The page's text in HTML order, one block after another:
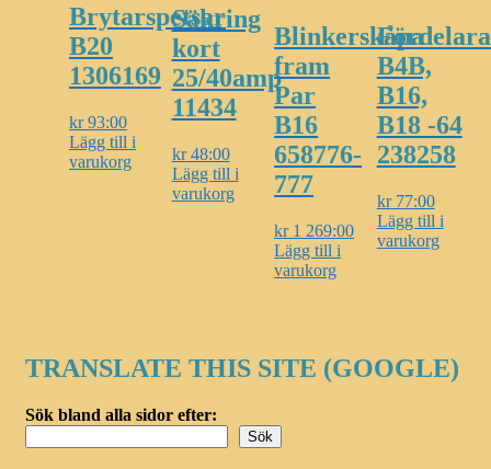
Brytarspetsar
B20
1306169
kr93:00
Lägg till i
varukorg
Säkring
kort
25/40amp
11434
kr48:00
Lägg till i
varukorg
Blinkerskåpa
fram
Par
B16
658776-
777
kr1 269:00
Lägg till i
varukorg
B4B,
B16,
B18 -64
238258
kr77:00
Lägg till i
varukorg
TRANSLATE THIS SITE (GOOGLE)
Sök bland alla sidor efter:
Sök